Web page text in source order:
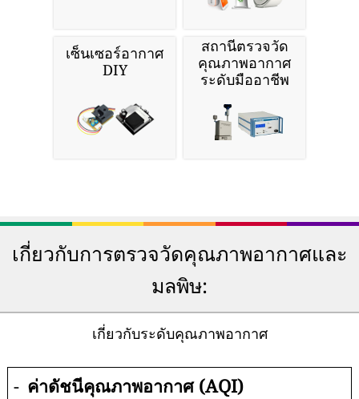
เซ็นเซอร์อากาศ
DIY
สถานีตรวจวัด
คุณภาพอากาศ
ระดับมืออาชีพ
เกี่ยวกับการตรวจวัดคุณภาพอากาศและ
มลพิษ:
เกี่ยวกับระดับคุณภาพอากาศ
- ค่าดัชนีคุณภาพอากาศ (AQI)